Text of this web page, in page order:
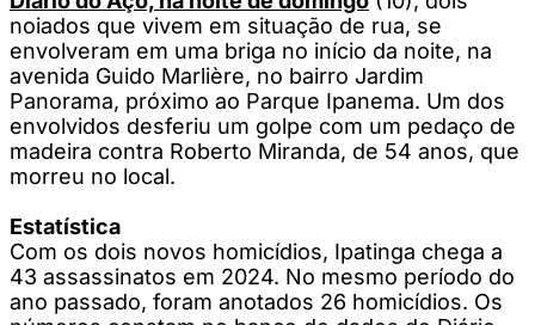
noiados que vivem em situação de rua, se
envolveram em uma briga no início da noite, na
avenida Guido Marlière, no bairro Jardim
Panorama, próximo ao Parque Ipanema. Um dos
envolvidos desferiu um golpe com um pedaço de
madeira contra Roberto Miranda, de 54 anos, que
morreu no local.
Estatística
Com os dois novos homicídios, Ipatinga chega a
43 assassinatos em 2024. No mesmo período do
ano passado, foram anotados 26 homicídios. Os